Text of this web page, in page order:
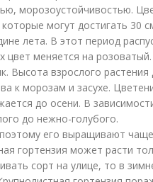
морозоустойчивостью.
могут достигать 30
лета. В этот период
меняется на розоватый.
Высота взрослого растения
к морозам и засухе.
до осени. В
до нежно-голубого.
его выращивают
гортензия может расти
сорт на улице, то в